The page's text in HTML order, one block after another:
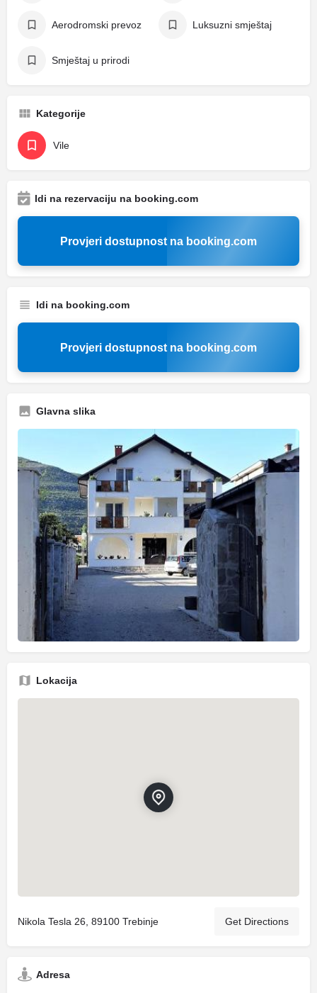
Aerodromski prevoz Luksuzni smještaj
Smještaj u prirodi
Kategorije
Vile
Idi na rezervaciju na booking.com
Provjeri dostupnost na booking.com
Idi na booking.com
Provjeri dostupnost na booking.com
Glavna slika
Lokacija
Nikola Tesla 26, 89100 Trebinje Get Directions
Adresa